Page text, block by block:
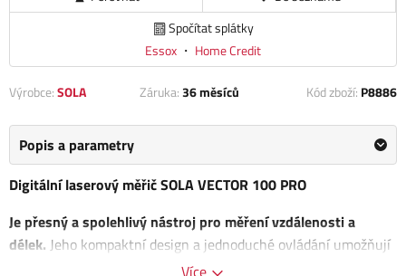
Spočítat splátky
Essox ・ Home Credit
Výrobce:SOLA Záruka:36 měsíců Kód zboží: P8886
Popis a parametry
Digitální laserový měřič SOLA VECTOR 100 PRO
Je přesný a spolehlivý nástroj pro měření vzdálenosti a
délek. Jeho kompaktní design a jednoduché ovládání umožňují
snadné použití jak profesionálům, tak domácím kutilům.